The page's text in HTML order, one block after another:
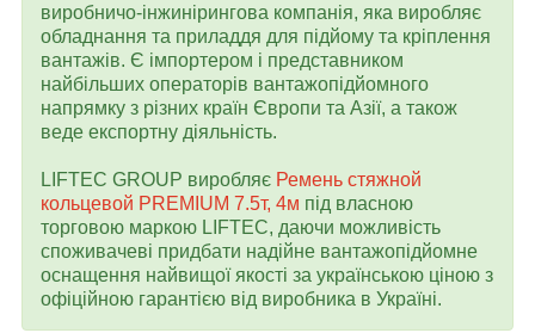
виробничо-інжинірингова компанія, яка виробляє
обладнання та приладдя для підйому та кріплення
вантажів. Є імпортером і представником
найбільших операторів вантажопідйомного
напрямку з різних країн Європи та Азії, а також
веде експортну діяльність.
LIFTEC GROUP виробляє Ремень стяжной
кольцевой PREMIUM 7.5т, 4м під власною
торговою маркою LIFTEC, даючи можливість
споживачеві придбати надійне вантажопідйомне
оснащення найвищої якості за українською ціною з
офіційною гарантією від виробника в Україні.